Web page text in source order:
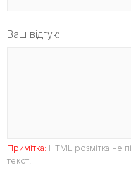
Ваш відгук:
Примітка: HTML розмітка не
текст.